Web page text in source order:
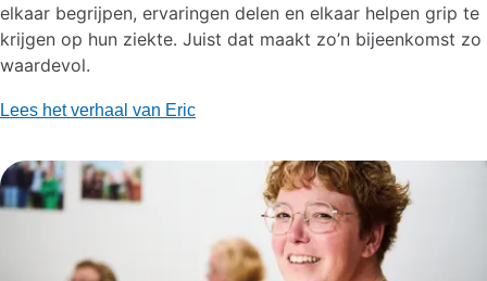
elkaar begrijpen, ervaringen delen en elkaar helpen grip te
krijgen op hun ziekte. Juist dat maakt zo’n bijeenkomst zo
waardevol.
Lees het verhaal van Eric